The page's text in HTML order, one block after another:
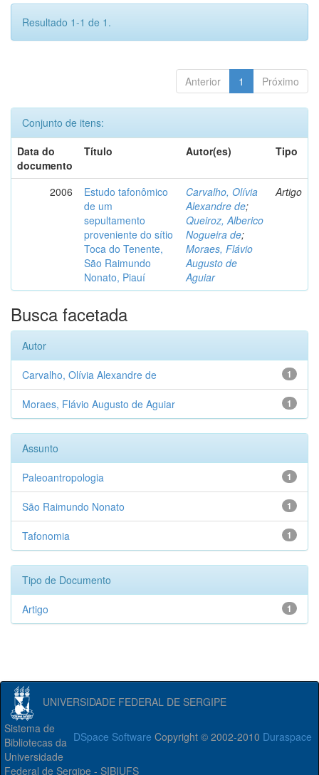
Resultado 1-1 de 1.
Anterior 1 Próximo
Conjunto de itens:
Data do
documento
Título Autor(es) Tipo
2006
Estudo tafonômico
de um
sepultamento
proveniente do sítio
Toca do Tenente,
São Raimundo
Nonato, Piauí
Carvalho, Olívia
Alexandre de;
Queiroz, Alberico
Nogueira de;
Moraes, Flávio
Augusto de
Aguiar
Artigo
Busca facetada
Autor
1
Carvalho, Olívia Alexandre de
1
Moraes, Flávio Augusto de Aguiar
Assunto
1
Paleoantropologia
1
São Raimundo Nonato
1
Tafonomia
Tipo de Documento
1
Artigo
UNIVERSIDADE FEDERAL DE SERGIPE
DSpace Software Copyright © 2002-2010 Duraspace
Sistema de
Bibliotecas da
Universidade
Federal de Sergipe - SIBIUFS